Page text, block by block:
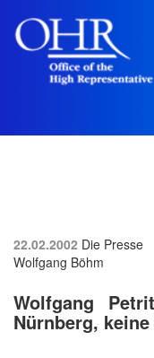
22.02.2002 Die Presse
Wolfgang Böhm
Wolfgang
Nürnberg,